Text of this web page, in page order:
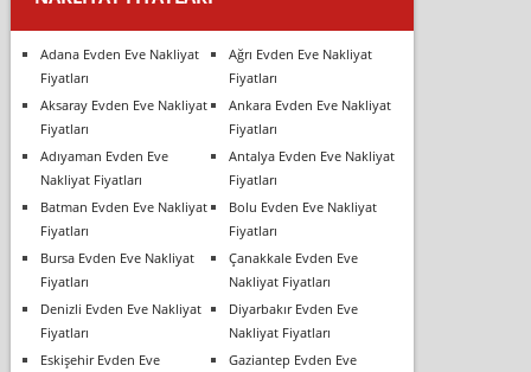
Adana Evden Eve Nakliyat
Fiyatları
Ağrı Evden Eve Nakliyat
Fiyatları
Aksaray Evden Eve Nakliyat
Fiyatları
Ankara Evden Eve Nakliyat
Fiyatları
Adıyaman Evden Eve
Nakliyat Fiyatları
Antalya Evden Eve Nakliyat
Fiyatları
Batman Evden Eve Nakliyat
Fiyatları
Bolu Evden Eve Nakliyat
Fiyatları
Bursa Evden Eve Nakliyat
Fiyatları
Çanakkale Evden Eve
Nakliyat Fiyatları
Denizli Evden Eve Nakliyat
Fiyatları
Diyarbakır Evden Eve
Nakliyat Fiyatları
Eskişehir Evden Eve
Gaziantep Evden Eve